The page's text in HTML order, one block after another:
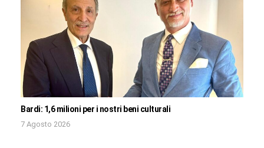
Bardi: 1,6 milioni per i nostri beni culturali
7 Agosto 2026